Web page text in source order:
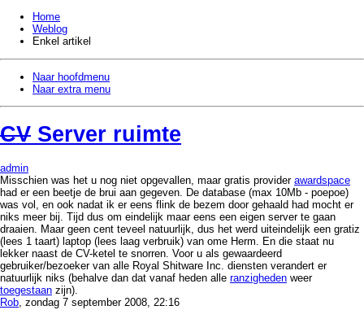
Home
Weblog
Enkel artikel
Naar hoofdmenu
Naar extra menu
CV Server ruimte
admin
Misschien was het u nog niet opgevallen, maar gratis provider awardspace
had er een beetje de brui aan gegeven. De database (max 10Mb - poepoe)
was vol, en ook nadat ik er eens flink de bezem door gehaald had mocht er
niks meer bij. Tijd dus om eindelijk maar eens een eigen server te gaan
draaien. Maar geen cent teveel natuurlijk, dus het werd uiteindelijk een gratiz
(lees 1 taart) laptop (lees laag verbruik) van ome Herm. En die staat nu
lekker naast de CV-ketel te snorren. Voor u als gewaardeerd
gebruiker/bezoeker van alle Royal Shitware Inc. diensten verandert er
natuurlijk niks (behalve dan dat vanaf heden alle ranzigheden weer
toegestaan zijn).
Rob, zondag 7 september 2008, 22:16